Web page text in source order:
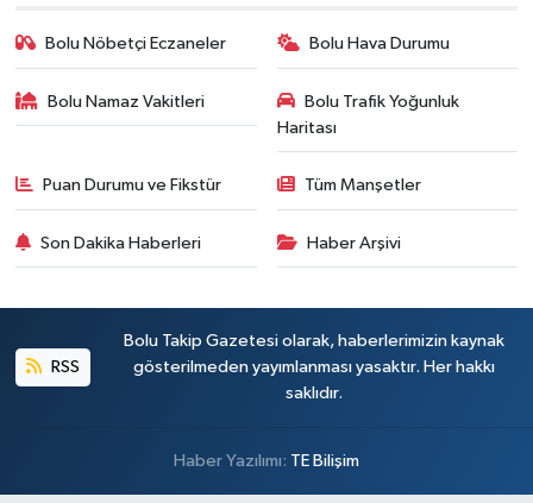
Bolu Nöbetçi Eczaneler Bolu Hava Durumu
Bolu Namaz Vakitleri
Bolu Trafik Yoğunluk
Haritası
Puan Durumu ve Fikstür Tüm Manşetler
Son Dakika Haberleri Haber Arşivi
RSS
Bolu Takip Gazetesi olarak, haberlerimizin kaynak
gösterilmeden yayımlanması yasaktır. Her hakkı
saklıdır.
Haber Yazılımı: TE Bilişim